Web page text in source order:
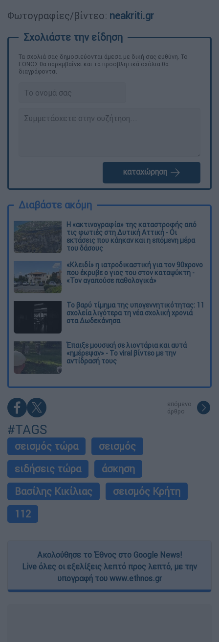
Φωτογραφίες/βίντεο: neakriti.gr
Τα σχολιά σας δημοσιεύονται άμεσα με δική σας ευθύνη. Το
ΕΘΝΟΣ θα παρεμβαίνει και τα προσβλητικά σχόλια θα
διαγράφονται
καταχώρηση
Διαβάστε ακόμη
Η «ακτινογραφία» της καταστροφής από
τις φωτιές στη Δυτική Αττική - Οι
εκτάσεις που κάηκαν και η επόμενη μέρα
του δάσους
«Κλειδί» η ιατροδικαστική για τον 90χρονο
που έκρυβε ο γιος του στον καταψύκτη -
«Τον αγαπούσε παθολογικά»
Το βαρύ τίμημα της υπογεννητικότητας: 11
σχολεία λιγότερα τη νέα σχολική χρονιά
στα Δωδεκάνησα
Έπαιξε μουσική σε λιοντάρια και αυτά
«ημέρεψαν» - Το viral βίντεο με την
αντίδρασή τους
επόμενο
άρθρο
#TAGS
σεισμός τώρα
σεισμός
ειδήσεις τώρα
άσκηση
Βασίλης Κικίλιας
σεισμός Κρήτη
112
Ακολούθησε το Έθνος στο Google News!
Live όλες οι εξελίξεις λεπτό προς λεπτό, με την
υπογραφή του www.ethnos.gr